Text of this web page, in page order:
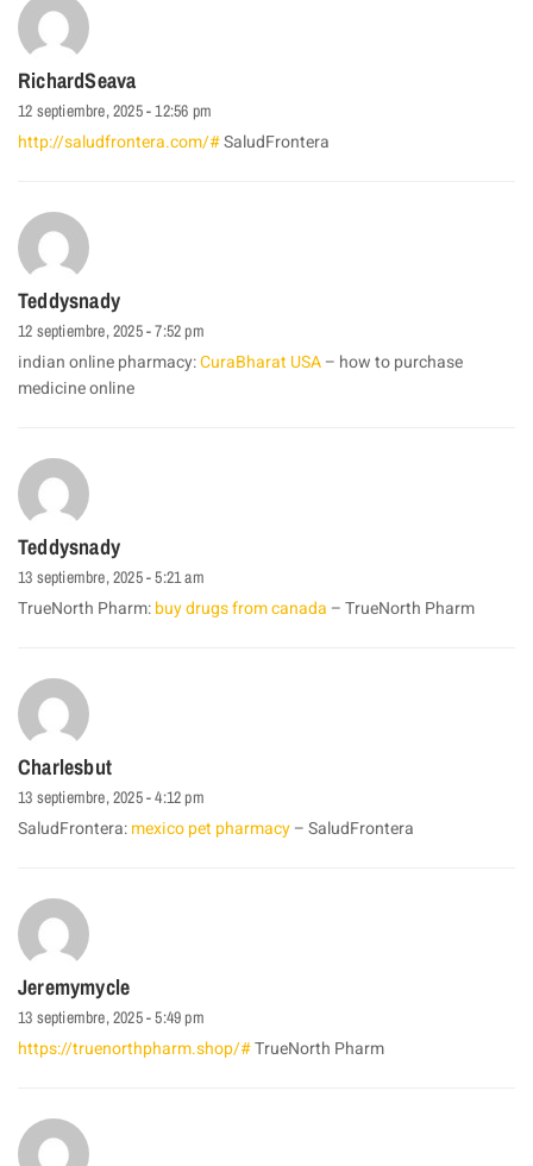
RichardSeava
12 septiembre, 2025 - 12:56 pm
http://saludfrontera.com/#SaludFrontera
Teddysnady
12 septiembre, 2025 - 7:52 pm
indian online pharmacy:CuraBharat USA– how to purchase
medicine online
Teddysnady
13 septiembre, 2025 - 5:21 am
TrueNorth Pharm:buy drugs from canada – TrueNorth Pharm
Charlesbut
13 septiembre, 2025 - 4:12 pm
SaludFrontera:mexico pet pharmacy– SaludFrontera
Jeremymycle
13 septiembre, 2025 - 5:49 pm
https://truenorthpharm.shop/#TrueNorth Pharm